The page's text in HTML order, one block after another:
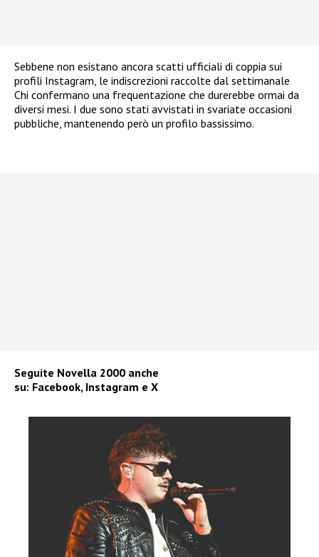
Sebbene non esistano ancora scatti ufficiali di coppia sui
profili Instagram, le indiscrezioni raccolte dal settimanale
Chi confermano una frequentazione che durerebbe ormai da
diversi mesi. I due sono stati avvistati in svariate occasioni
pubbliche, mantenendo però un profilo bassissimo.
Seguite Novella 2000 anche
su: Facebook, Instagram e X